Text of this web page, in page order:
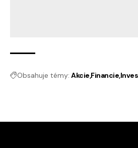
Obsahuje témy: AkcieFinancie